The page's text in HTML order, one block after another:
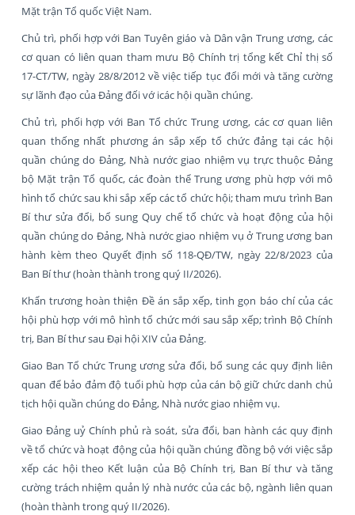
Mặt trận Tổ quốc Việt Nam.
Chủ trì, phối hợp với Ban Tuyên giáo và Dân vận Trung ương, các
cơ quan có liên quan tham mưu Bộ Chính trị tổng kết Chỉ thị số
17-CT/TW, ngày 28/8/2012 về việc tiếp tục đổi mới và tăng cường
sự lãnh đạo của Đảng đối vớ icác hội quần chúng.
Chủ trì, phối hợp với Ban Tổ chức Trung ương, các cơ quan liên
quan thống nhất phương án sắp xếp tổ chức đảng tại các hội
quần chúng do Đảng, Nhà nước giao nhiệm vụ trực thuộc Đảng
bộ Mặt trận Tổ quốc, các đoàn thể Trung ương phù hợp với mô
hình tổ chức sau khi sắp xếp các tổ chức hội; tham mưu trình Ban
Bí thư sửa đổi, bổ sung Quy chế tổ chức và hoạt động của hội
quần chúng do Đảng, Nhà nước giao nhiệm vụ ở Trung ương ban
hành kèm theo Quyết định số 118-QĐ/TW, ngày 22/8/2023 của
Ban Bí thư (hoàn thành trong quý II/2026).
Khẩn trương hoàn thiện Đề án sắp xếp, tinh gọn báo chí của các
hội phù hợp với mô hình tổ chức mới sau sắp xếp; trình Bộ Chính
trị, Ban Bí thư sau Đại hội XIV của Đảng.
Giao Ban Tổ chức Trung ương sửa đổi, bổ sung các quy định liên
quan để bảo đảm độ tuổi phù hợp của cán bộ giữ chức danh chủ
tịch hội quần chúng do Đảng, Nhà nước giao nhiệm vụ.
Giao Đảng uỷ Chính phủ rà soát, sửa đổi, ban hành các quy định
về tổ chức và hoạt động của hội quần chúng đồng bộ với việc sắp
xếp các hội theo Kết luận của Bộ Chính trị, Ban Bí thư và tăng
cường trách nhiệm quản lý nhà nước của các bộ, ngành liên quan
(hoàn thành trong quý II/2026).